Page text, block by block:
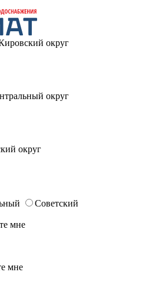
округ
округ
округ
​Советский
мне
мне